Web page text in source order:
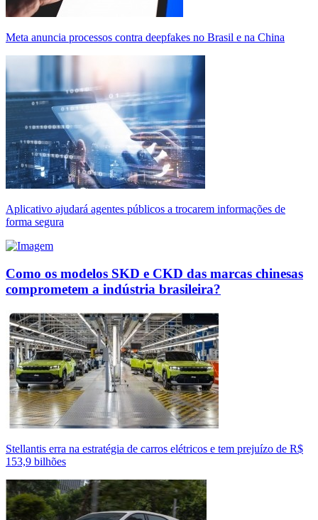
Meta anuncia processos contra deepfakes no Brasil e na China
Aplicativo ajudará agentes públicos a trocarem informações de
forma segura
Como os modelos SKD e CKD das marcas chinesas
comprometem a indústria brasileira?
Stellantis erra na estratégia de carros elétricos e tem prejuízo de R$
153,9 bilhões